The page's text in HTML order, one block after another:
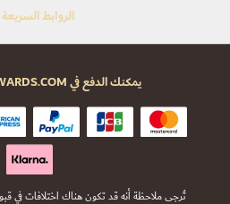
الروابط السريعة
يمكنك الدفع في H REWARDS.COM باستخدام:
تُرجى ملاحظة أنه قد تكون هناك اختلافات في